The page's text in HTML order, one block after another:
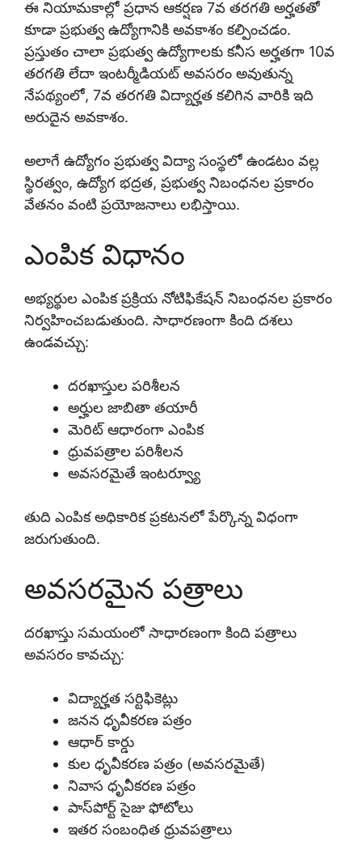
ఈ నియామకాల్లో ప్రధాన ఆకర్షణ 7వ తరగతి అర్హతతో
కూడా ప్రభుత్వ ఉద్యోగానికి అవకాశం కల్పించడం.
ప్రస్తుతం చాలా ప్రభుత్వ ఉద్యోగాలకు కనీస అర్హతగా 10వ
తరగతి లేదా ఇంటర్మీడియట్ అవసరం అవుతున్న
నేపథ్యంలో, 7వ తరగతి విద్యార్హత కలిగిన వారికి ఇది
అరుదైన అవకాశం.
అలాగే ఉద్యోగం ప్రభుత్వ విద్యా సంస్థలో ఉండటం వల్ల
స్థిరత్వం, ఉద్యోగ భద్రత, ప్రభుత్వ నిబంధనల ప్రకారం
వేతనం వంటి ప్రయోజనాలు లభిస్తాయి.
ఎంపిక విధానం
అభ్యర్థుల ఎంపిక ప్రక్రియ నోటిఫికేషన్ నిబంధనల ప్రకారం
నిర్వహించబడుతుంది. సాధారణంగా కింది దశలు
ఉండవచ్చు:
దరఖాస్తుల పరిశీలన
అర్హుల జాబితా తయారీ
మెరిట్ ఆధారంగా ఎంపిక
ధ్రువపత్రాల పరిశీలన
అవసరమైతే ఇంటర్వ్యూ
తుది ఎంపిక అధికారిక ప్రకటనలో పేర్కొన్న విధంగా
జరుగుతుంది.
అవసరమైన పత్రాలు
దరఖాస్తు సమయంలో సాధారణంగా కింది పత్రాలు
అవసరం కావచ్చు:
విద్యార్హత సర్టిఫికెట్లు
జనన ధృవీకరణ పత్రం
ఆధార్ కార్డు
కుల ధృవీకరణ పత్రం (అవసరమైతే)
నివాస ధృవీకరణ పత్రం
పాస్‌పోర్ట్ సైజు ఫోటోలు
ఇతర సంబంధిత ధ్రువపత్రాలు